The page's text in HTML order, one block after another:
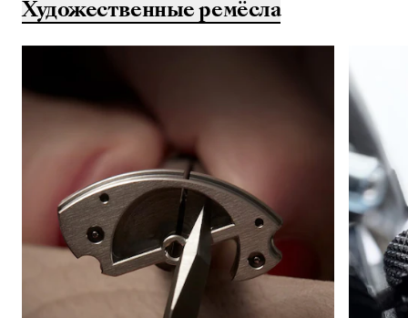
Художественные ремёсла